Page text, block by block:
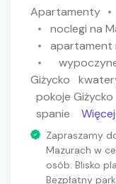
Apartamenty
noclegi na
apartament
Giżycko
pokoje Giżycko
spanie
Zapraszamy
Mazurach w
osób. Blisko
Bezpłatny